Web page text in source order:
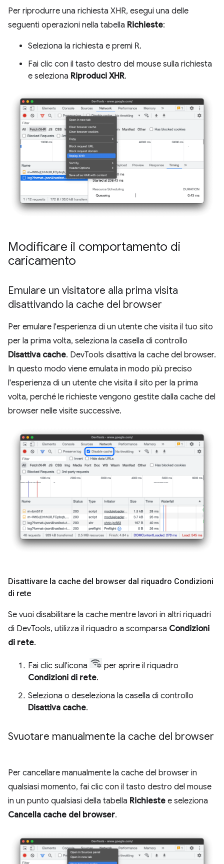
Per riprodurre una richiesta XHR, esegui una delle
seguenti operazioni nella tabella Richieste:
Seleziona la richiesta e premi R.
Fai clic con il tasto destro del mouse sulla richiesta
e seleziona Riproduci XHR.
Modificare il comportamento di
caricamento
Emulare un visitatore alla prima visita
disattivando la cache del browser
Per emulare l'esperienza di un utente che visita il tuo sito
per la prima volta, seleziona la casella di controllo
Disattiva cache. DevTools disattiva la cache del browser.
In questo modo viene emulata in modo più preciso
l'esperienza di un utente che visita il sito per la prima
volta, perché le richieste vengono gestite dalla cache del
browser nelle visite successive.
Disattivare la cache del browser dal riquadro Condizioni
di rete
Se vuoi disabilitare la cache mentre lavori in altri riquadri
di DevTools, utilizza il riquadro a scomparsa Condizioni
di rete.
Fai clic sull'icona
per aprire il riquadro
Condizioni di rete.
Seleziona o deseleziona la casella di controllo
Disattiva cache.
Svuotare manualmente la cache del browser
Per cancellare manualmente la cache del browser in
qualsiasi momento, fai clic con il tasto destro del mouse
in un punto qualsiasi della tabella Richieste e seleziona
Cancella cache del browser.